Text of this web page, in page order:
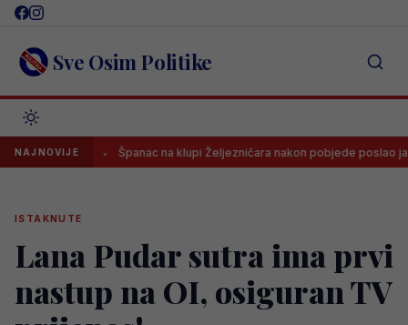
Skip
content Sve Osim Politike
NAJNOVIJEŠpanac na klupi Željezničara nakon pobjede poslao jasnu
ISTAKNUTE
Lana Pudar sutra ima prvi
nastup na OI, osiguran TV